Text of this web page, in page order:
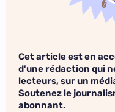
Cet article est en
d'une rédaction qui
lecteurs, sur un
Soutenez le
abonnant.